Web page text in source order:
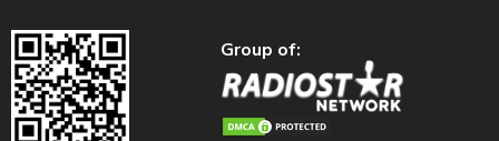
Group of: